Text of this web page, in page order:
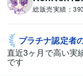
総販売実績：
プラチナ認定者
直近3ヶ月で高い実
です